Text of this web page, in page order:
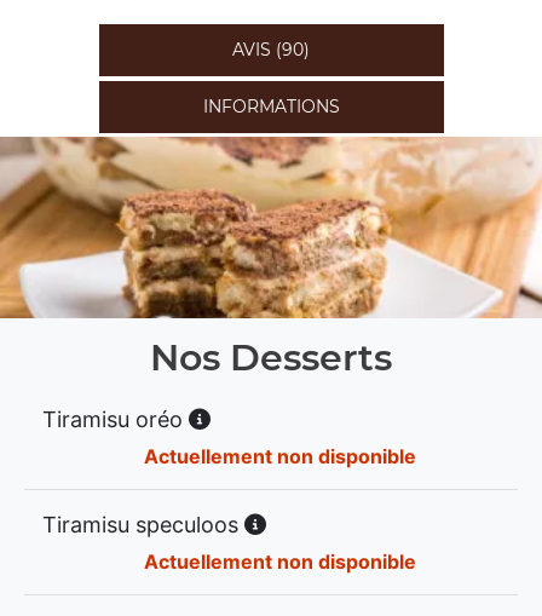
AVIS (90)
INFORMATIONS
Nos Desserts
Tiramisu oréo
Actuellement non disponible
Tiramisu speculoos
Actuellement non disponible